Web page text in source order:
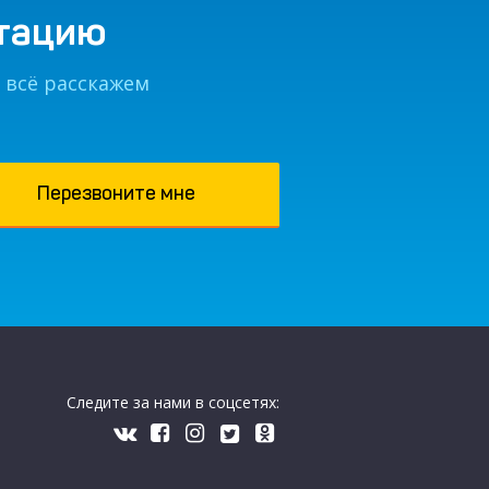
расскажем
Следите за нами в соцсетях: